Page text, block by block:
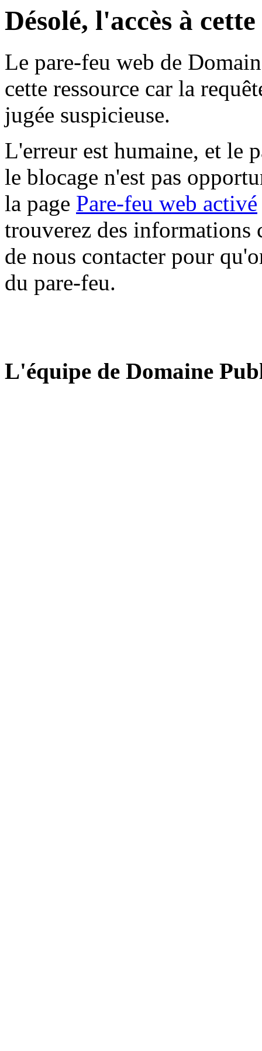
Désolé, l'accès à
Le pare-feu web de
cette ressource car la
jugée suspicieuse.
L'erreur est humaine, et le
le blocage n'est pas
la page Pare-feu web activé
trouverez des informations
de nous contacter pour
du pare-feu.
L'équipe de Domaine